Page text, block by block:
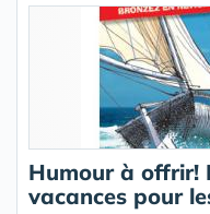
Humour à offrir!
vacances pour